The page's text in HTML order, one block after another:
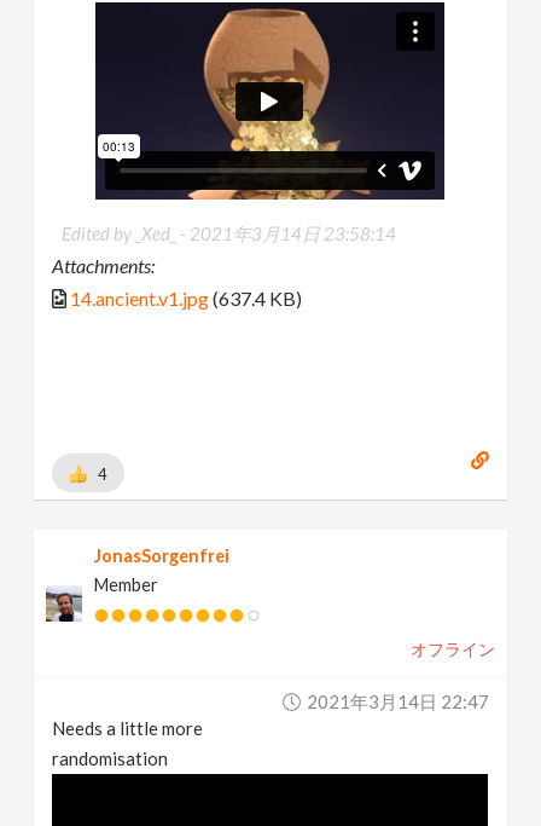
Edited by _Xed_ - 2021年3月14日 23:58:14
Attachments:
14.ancient.v1.jpg(637.4 KB)
4
JonasSorgenfrei
Member
オフライン
2021年3月14日 22:47
Needs a little more
randomisation